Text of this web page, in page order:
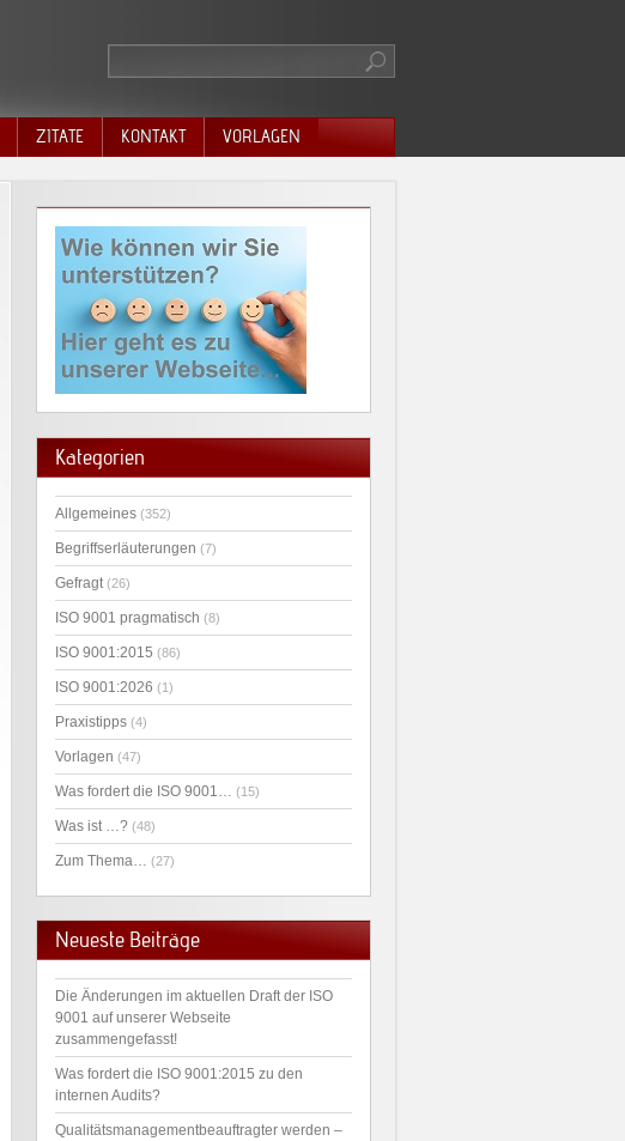
ZITATE KONTAKT VORLAGEN
Kategorien
Allgemeines (352)
Begriffserläuterungen (7)
Gefragt (26)
ISO 9001 pragmatisch (8)
ISO 9001:2015 (86)
ISO 9001:2026 (1)
Praxistipps (4)
Vorlagen (47)
Was fordert die ISO 9001… (15)
Was ist …? (48)
Zum Thema… (27)
Neueste Beiträge
Die Änderungen im aktuellen Draft der ISO
9001 auf unserer Webseite
zusammengefasst!
Was fordert die ISO 9001:2015 zu den
internen Audits?
Qualitätsmanagementbeauftragter werden –